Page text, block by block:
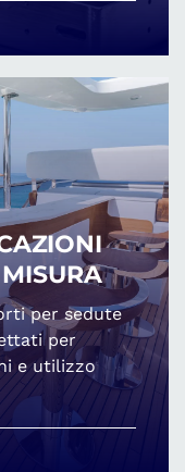
per sedute
per
e utilizzo